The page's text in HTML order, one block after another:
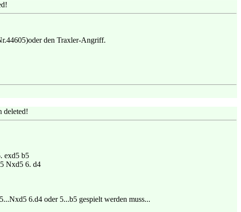
den Traxler-Angriff.
deleted!
exd5 b5
Nxd5 6. d4
6.d4 oder 5...b5 gespielt werden muss...